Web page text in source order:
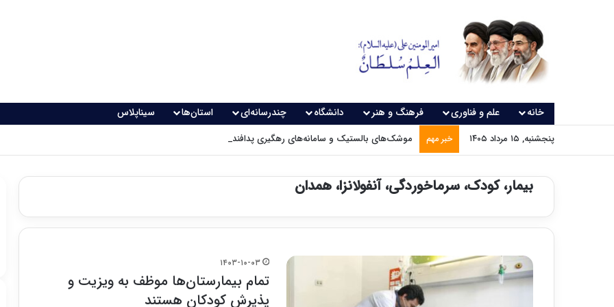
خانه علم و فناوری فرهنگ و هنر دانشگاه چندرسانه‌ای استان‌ها سیناپلاس
پنجشنبه, ۱۵ مرداد ۱۴۰۵ خبر مهم موشک‌های بالستیک و سامانه‌های رهگیری پدافندی چگونه کار می کنند؟
بیمار، کودک، سرماخوردگی، آنفولانزا، همدان
۱۴۰۳-۱۰-۰۳
تمام بیمارستان‌ها موظف به ویزیت و
پذیرش کودکان هستند